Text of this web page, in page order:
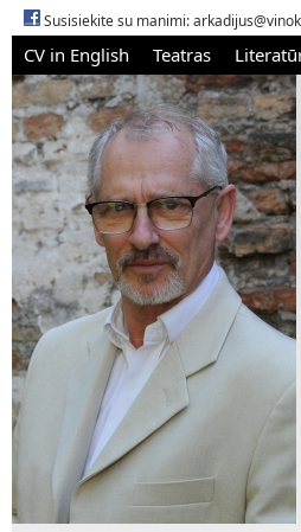
Susisiekite su manimi:
CV in English Teatras